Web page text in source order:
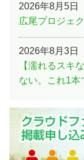
2026年8月5日
広尾プロジェ
2026年8月3日
【濡れるスキ
ない。これ1本